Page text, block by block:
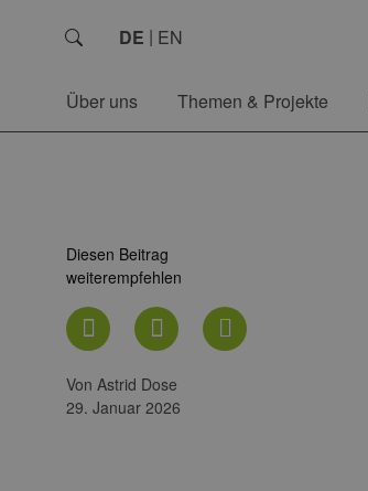
DE EN
Über uns Themen & Projekte
Diesen Beitrag
weiterempfehlen
von Astrid Dose
29. Januar 2026